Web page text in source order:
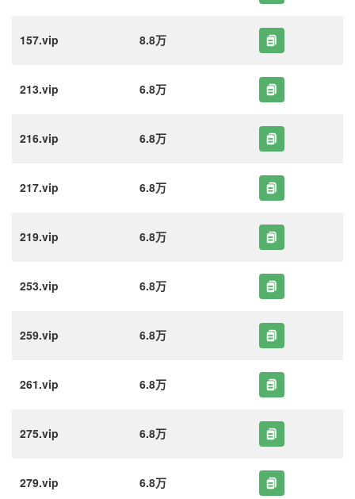
157.vip 8.8万
213.vip 6.8万
216.vip 6.8万
217.vip 6.8万
219.vip 6.8万
253.vip 6.8万
259.vip 6.8万
261.vip 6.8万
275.vip 6.8万
279.vip 6.8万